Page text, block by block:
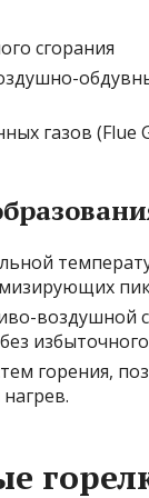
сгорания
газов (Flue
воздушной
горения,